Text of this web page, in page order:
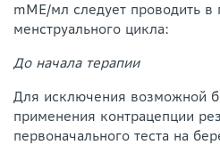
mME/мл следует проводить
менструального цикла:
До начала терапии
Для исключения возможной
применения контрацепции
первоначального теста на